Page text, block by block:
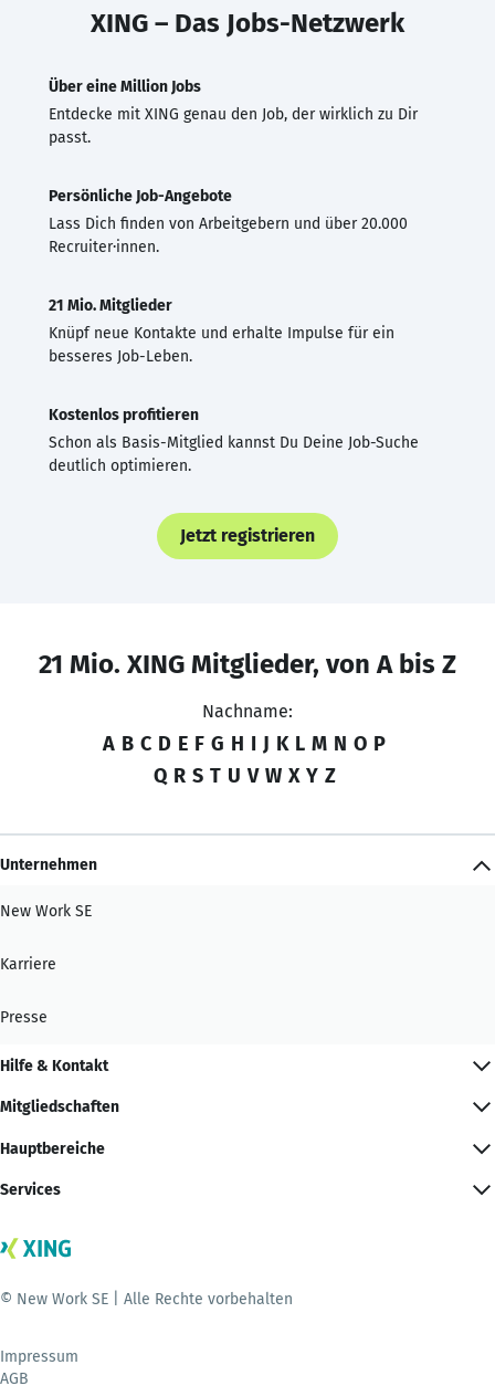
XING – Das Jobs-Netzwerk
Über eine Million Jobs
Entdecke mit XING genau den Job, der wirklich zu Dir
passt.
Persönliche Job-Angebote
Lass Dich finden von Arbeitgebern und über 20.000
Recruiter·innen.
21 Mio. Mitglieder
Knüpf neue Kontakte und erhalte Impulse für ein
besseres Job-Leben.
Kostenlos profitieren
Schon als Basis-Mitglied kannst Du Deine Job-Suche
deutlich optimieren.
Jetzt registrieren
21 Mio. XING Mitglieder, von A bis Z
Nachname:
A B C D E F G H I J K L M N O P
Q R S T U V W X Y Z
Unternehmen
New Work SE
Karriere
Presse
Hilfe & Kontakt
Mitgliedschaften
Hauptbereiche
Services
© New Work SE | Alle Rechte vorbehalten
Impressum
AGB